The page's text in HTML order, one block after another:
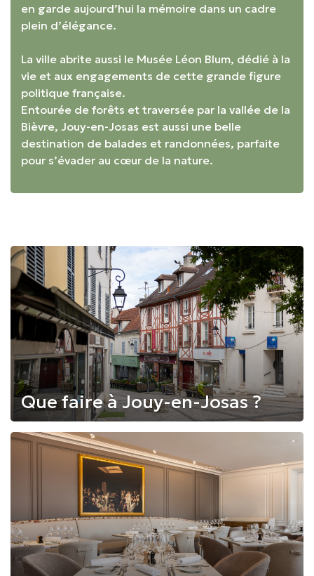
en garde aujourd’hui la mémoire dans un cadre
plein d’élégance.
La ville abrite aussi le Musée Léon Blum, dédié à la
vie et aux engagements de cette grande figure
politique française.
Entourée de forêts et traversée par la vallée de la
Bièvre, Jouy-en-Josas est aussi une belle
destination de balades et randonnées, parfaite
pour s’évader au cœur de la nature.
Que faire à Jouy-en-Josas ?